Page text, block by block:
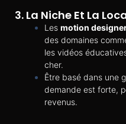
3. La Niche Et La
Les motion
des domaines
les vidéos
cher.
Être basé dans une
demande est forte,
revenus.